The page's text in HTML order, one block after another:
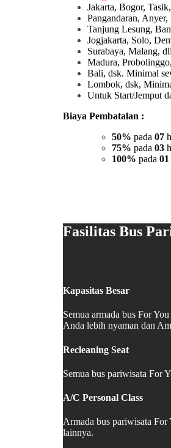
Jakarta, Bogor,
Pangandaran,
Tanjung Lesung,
Jogjakarta, Solo,
Surabaya, Malang,
Madura,
Bali, dsk. Minimal
Lombok, dsk,
Untuk Start/Jemput
Biaya Pembatalan :
50% pada 07
75% pada 03
100% pada 01
Fasilitas Bus
Kapasitas Besar
Semua armada bus For
Anda lebih nyaman dan
Recleaning Seat
Semua bus pariwisata For
A/C Personal Class
Armada bus pariwisata For
lainnya.